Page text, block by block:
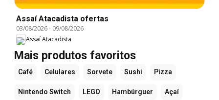
Assaí Atacadista ofertas
03/08/2026- 09/08/2026
Assaí Atacadista
Mais produtos favoritos
Café Celulares Sorvete Sushi Pizza
Nintendo Switch LEGO Hambúrguer Açaí